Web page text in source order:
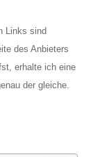
Links sind
des Anbieters
erhalte ich eine
der gleiche.